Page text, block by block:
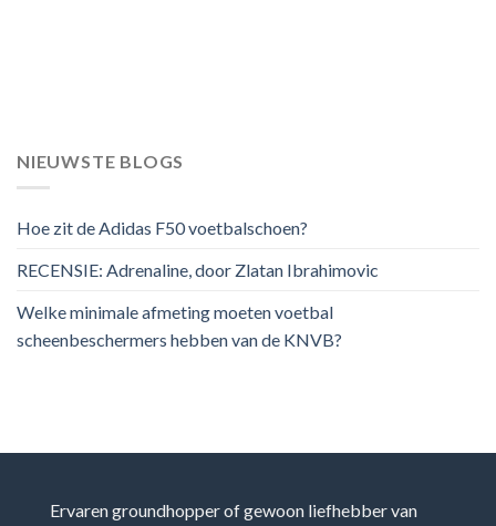
NIEUWSTE BLOGS
Hoe zit de Adidas F50 voetbalschoen?
RECENSIE: Adrenaline, door Zlatan Ibrahimovic
Welke minimale afmeting moeten voetbal
scheenbeschermers hebben van de KNVB?
Ervaren groundhopper of gewoon liefhebber van